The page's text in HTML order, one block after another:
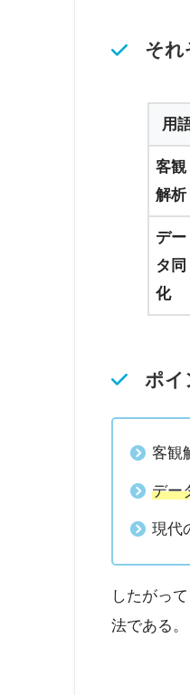
それ
用
客観
解析
デー
タ同
化
ポイ
客観
デー
現代
したがっ
法である。